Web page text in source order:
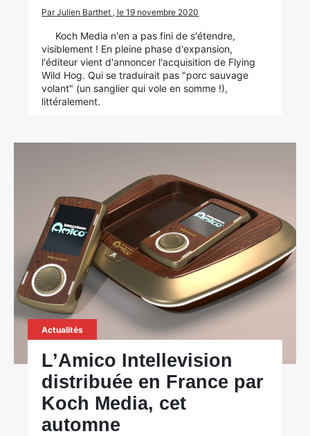
Par Julien Barthet , le 19 novembre 2020
Koch Media n'en a pas fini de s'étendre,
visiblement ! En pleine phase d'expansion,
l'éditeur vient d'annoncer l'acquisition de Flying
Wild Hog. Qui se traduirait pas "porc sauvage
volant" (un sanglier qui vole en somme !),
littéralement.
Actualités
L’Amico Intellevision
distribuée en France par
Koch Media, cet
automne